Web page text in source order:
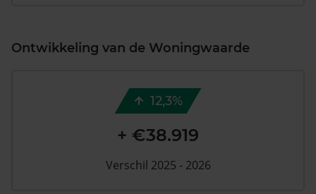
Ontwikkeling van de Woningwaarde
12,3%
+ €38.919
Verschil 2025 - 2026